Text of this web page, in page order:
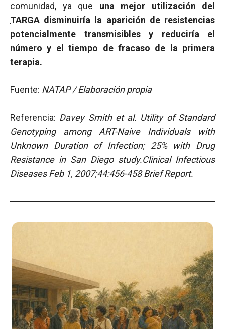
comunidad, ya que una mejor utilización del
TARGA disminuiría la aparición de resistencias
potencialmente transmisibles y reduciría el
número y el tiempo de fracaso de la primera
terapia.
Fuente: NATAP / Elaboración propia
Referencia: Davey Smith et al. Utility of Standard
Genotyping among ART-Naive Individuals with
Unknown Duration of Infection; 25% with Drug
Resistance in San Diego study.Clinical Infectious
Diseases Feb 1, 2007;44:456-458 Brief Report.